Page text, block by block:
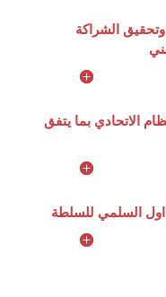
الشراكة
الاتحادي بما يتفق
السلمي للسلطة